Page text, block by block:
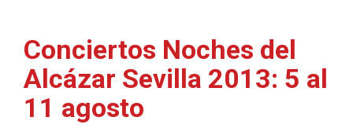
Conciertos Noches del
Alcázar Sevilla 2013: 5 al
11 agosto